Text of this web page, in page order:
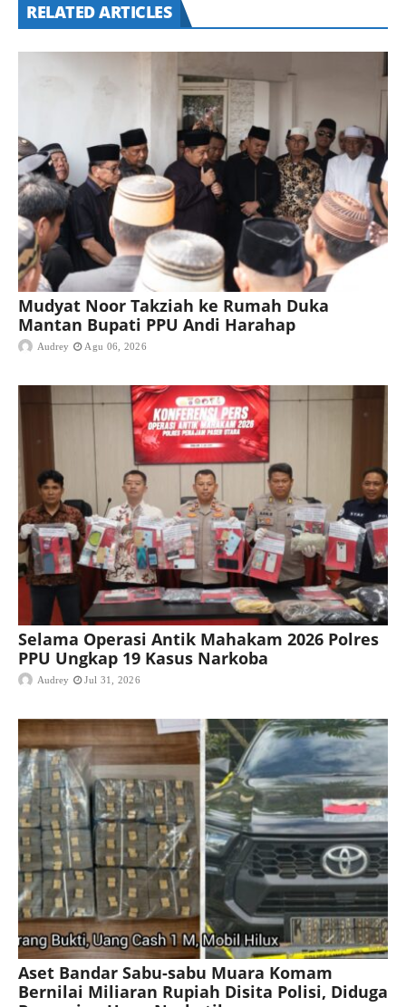
RELATED ARTICLES
Mudyat Noor Takziah ke Rumah Duka
Mantan Bupati PPU Andi Harahap
Audrey Agu 06, 2026
Selama Operasi Antik Mahakam 2026 Polres
PPU Ungkap 19 Kasus Narkoba
Audrey Jul 31, 2026
Aset Bandar Sabu-sabu Muara Komam
Bernilai Miliaran Rupiah Disita Polisi, Diduga